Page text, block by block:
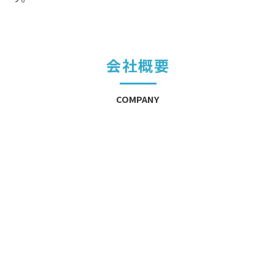
会社概要
COMPANY